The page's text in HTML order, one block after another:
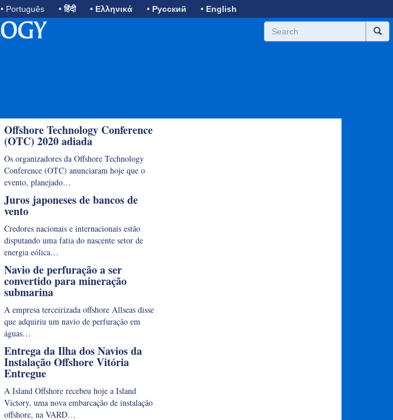
• Português • हिंदी • Ελληνικά • Русский • English
Offshore Technology Conference
(OTC) 2020 adiada
Os organizadores da Offshore Technology
Conference (OTC) anunciaram hoje que o
evento, planejado…
Juros japoneses de bancos de
vento
Credores nacionais e internacionais estão
disputando uma fatia do nascente setor de
energia eólica…
Navio de perfuração a ser
convertido para mineração
submarina
A empresa terceirizada offshore Allseas disse
que adquiriu um navio de perfuração em
águas…
Entrega da Ilha dos Navios da
Instalação Offshore Vitória
Entregue
A Island Offshore recebeu hoje a Island
Victory, uma nova embarcação de instalação
offshore, na VARD…